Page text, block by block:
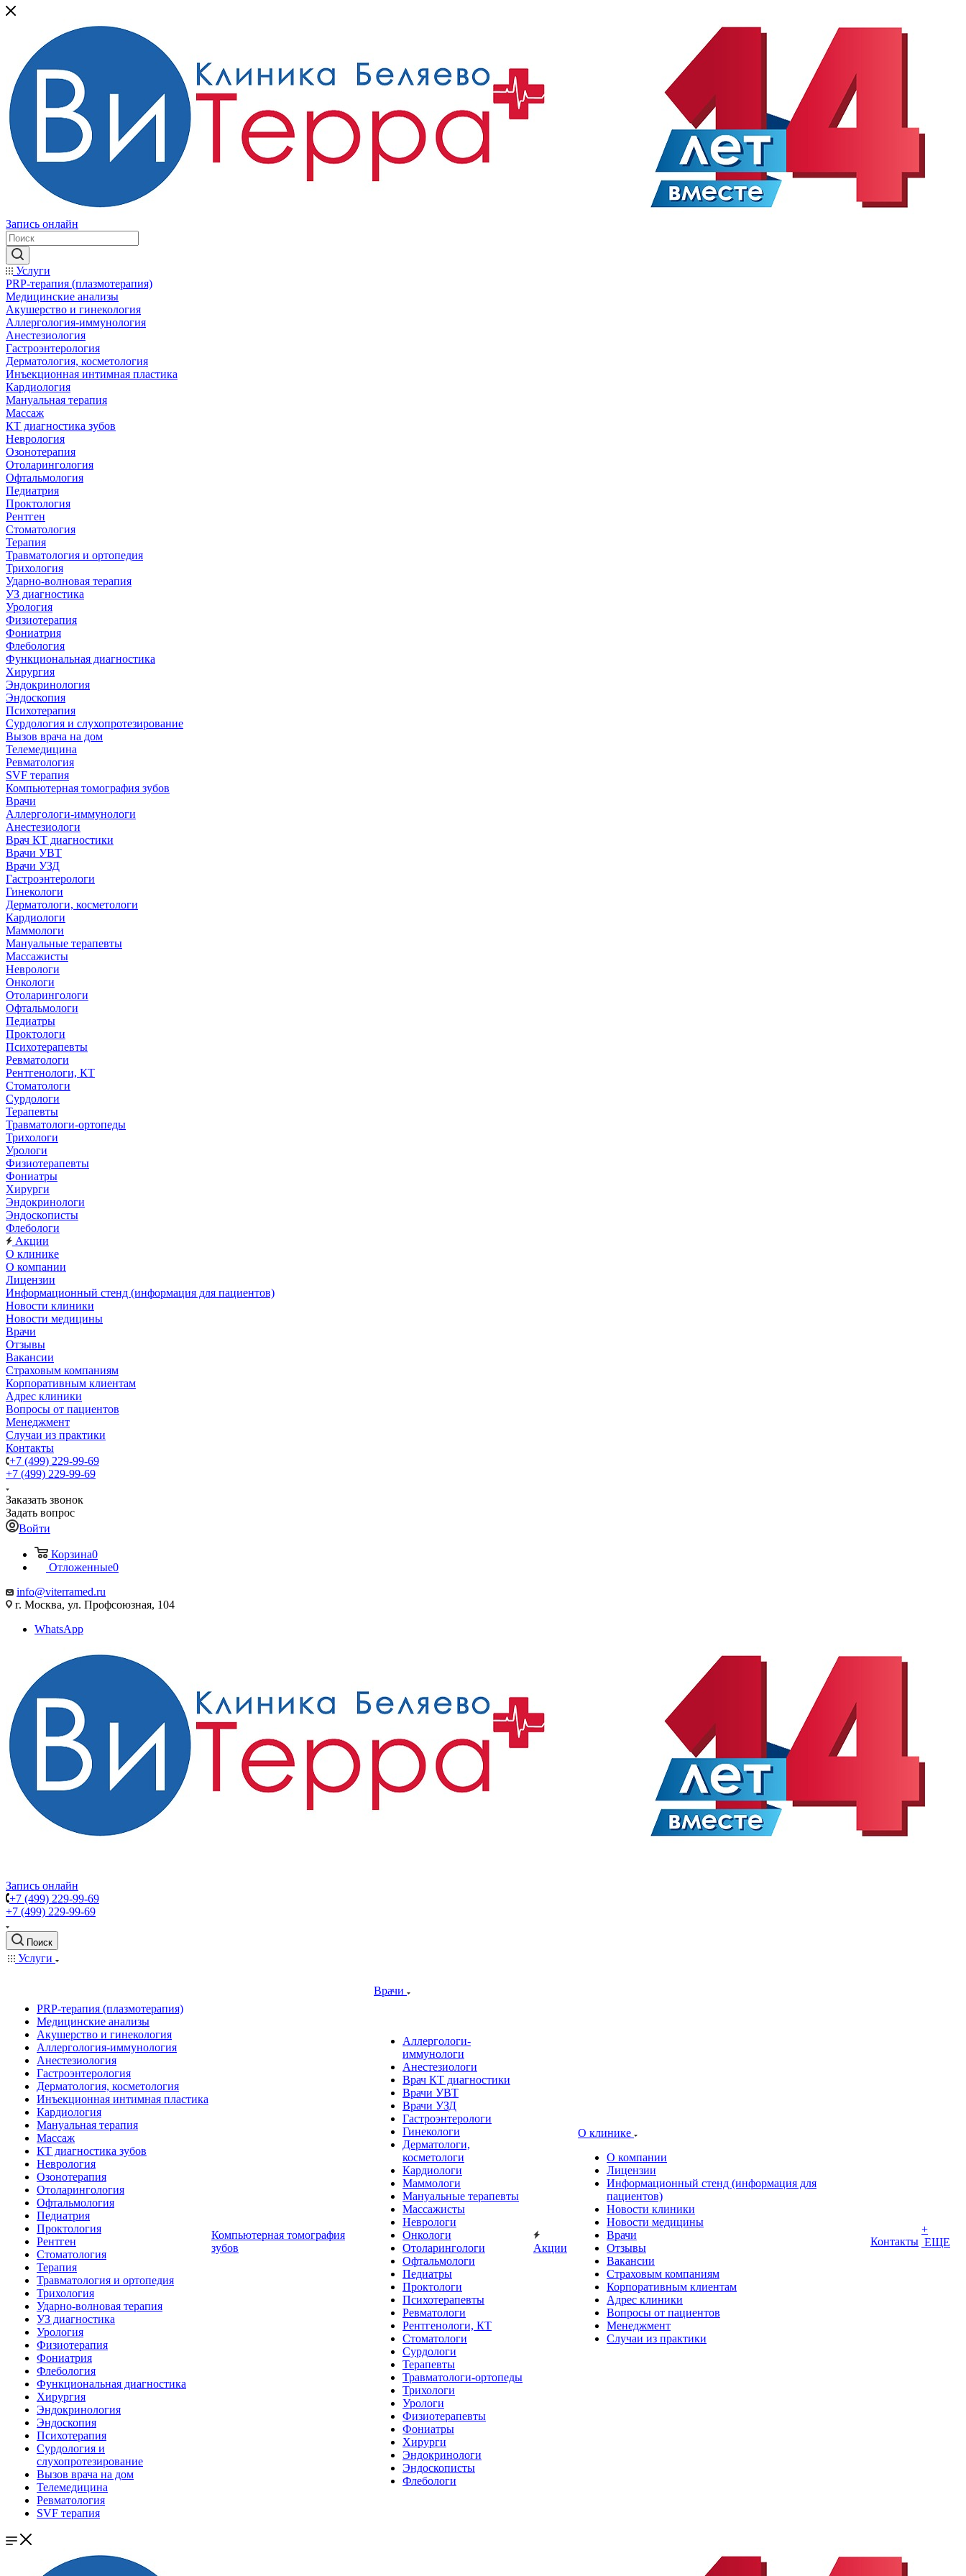
Запись онлайн
Услуги
PRP-терапия (плазмотерапия)
Медицинские анализы
Акушерство и гинекология
Аллергология-иммунология
Анестезиология
Гастроэнтерология
Дерматология, косметология
Инъекционная интимная пластика
Кардиология
Мануальная терапия
Массаж
КТ диагностика зубов
Неврология
Озонотерапия
Отоларингология
Офтальмология
Педиатрия
Проктология
Рентген
Стоматология
Терапия
Травматология и ортопедия
Трихология
Ударно-волновая терапия
УЗ диагностика
Урология
Физиотерапия
Фониатрия
Флебология
Функциональная диагностика
Хирургия
Эндокринология
Эндоскопия
Психотерапия
Сурдология и слухопротезирование
Вызов врача на дом
Телемедицина
Ревматология
SVF терапия
Компьютерная томография зубов
Врачи
Аллергологи-иммунологи
Анестезиологи
Врач КТ диагностики
Врачи УВТ
Врачи УЗД
Гастроэнтерологи
Гинекологи
Дерматологи, косметологи
Кардиологи
Маммологи
Мануальные терапевты
Массажисты
Неврологи
Онкологи
Отоларингологи
Офтальмологи
Педиатры
Проктологи
Психотерапевты
Ревматологи
Рентгенологи, КТ
Стоматологи
Сурдологи
Терапевты
Травматологи-ортопеды
Трихологи
Урологи
Физиотерапевты
Фониатры
Хирурги
Эндокринологи
Эндоскописты
Флебологи
Акции
О клинике
О компании
Лицензии
Информационный стенд (информация для пациентов)
Новости клиники
Новости медицины
Врачи
Отзывы
Вакансии
Страховым компаниям
Корпоративным клиентам
Адрес клиники
Вопросы от пациентов
Менеджмент
Случаи из практики
Контакты
+7 (499) 229-99-69
+7 (499) 229-99-69
Заказать звонок
Задать вопрос
Войти
Корзина0
Отложенные0
info@viterramed.ru
г. Москва, ул. Профсоюзная, 104
WhatsApp
Запись онлайн
+7 (499) 229-99-69
+7 (499) 229-99-69
Поиск
Услуги
PRP-терапия (плазмотерапия)
Медицинские анализы
Акушерство и гинекология
Аллергология-иммунология
Анестезиология
Гастроэнтерология
Дерматология, косметология
Инъекционная интимная пластика
Кардиология
Мануальная терапия
Массаж
КТ диагностика зубов
Неврология
Озонотерапия
Отоларингология
Офтальмология
Педиатрия
Проктология
Рентген
Стоматология
Терапия
Травматология и ортопедия
Трихология
Ударно-волновая терапия
УЗ диагностика
Урология
Физиотерапия
Фониатрия
Флебология
Функциональная диагностика
Хирургия
Эндокринология
Эндоскопия
Психотерапия
Сурдология и
слухопротезирование
Вызов врача на дом
Телемедицина
Ревматология
SVF терапия
Компьютерная томография
зубов
Врачи
Аллергологи-
иммунологи
Анестезиологи
Врач КТ диагностики
Врачи УВТ
Врачи УЗД
Гастроэнтерологи
Гинекологи
Дерматологи,
косметологи
Кардиологи
Маммологи
Мануальные терапевты
Массажисты
Неврологи
Онкологи
Отоларингологи
Офтальмологи
Педиатры
Проктологи
Психотерапевты
Ревматологи
Рентгенологи, КТ
Стоматологи
Сурдологи
Терапевты
Травматологи-ортопеды
Трихологи
Урологи
Физиотерапевты
Фониатры
Хирурги
Эндокринологи
Эндоскописты
Флебологи
Акции
О клинике
О компании
Лицензии
Информационный стенд (информация для
пациентов)
Новости клиники
Новости медицины
Врачи
Отзывы
Вакансии
Страховым компаниям
Корпоративным клиентам
Адрес клиники
Вопросы от пациентов
Менеджмент
Случаи из практики
Контакты
+
ЕЩЕ